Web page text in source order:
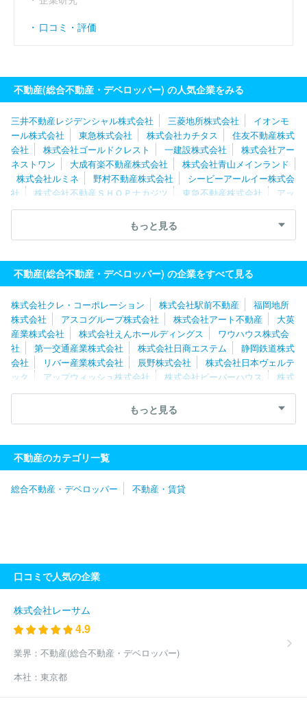
口コミ・評価
不動産(総合不動産・デベロッパー) の人気企業をみる
三井不動産レジデンシャル株式会社 三菱地所株式会社
イオンモ
ール株式会社
東急株式会社 株式会社カチタス
住友不動産株式
会社
株式会社ゴールドクレスト 一建設株式会社
株式会社アー
ネストワン
大成有楽不動産株式会社
株式会社青山メインランド
株式会社ルミネ
野村不動産株式会社
シービーアールイー株式会
社
株式会社不動産ＳＨＯＰナカジツ 東急不動産株式会社
アッ
プウィッシュ株式会社
森ビル株式会社 東京建物株式会社
リバ
静岡鉄道株式会社 株式会社クレアスライフ
ロパティエージェント株式会社
社
小田急不動産株式会社 株式会社デュアルタップ
株式会社エ
イチ・ツー・オーアセットマネジメント
もっと見る
不動産(総合不動産・デベロッパー) の企業をすべて見る
株式会社クレ・コーポレーション 株式会社駅前不動産
福岡地所
株式会社
アスコグループ株式会社 株式会社アート不動産
大英
産業株式会社
株式会社えんホールディングス
ワウハウス株式会
社
第一交通産業株式会社 株式会社日商エステム
静岡鉄道株式
会社
リバー産業株式会社 辰野株式会社
株式会社日本ヴェルテ
ック
アップウィッシュ株式会社 株式会社ビーバーハウス
株式
会社トータルクリエーションズ
株式会社エイチ・ツー・オーアセッ
株式会社新成トラスト
株式会社
日成アドバンス
市環境開発株式会社
株式会社光アルファクス
株式会社プレサン
ス
株式会社ゼロ・コーポレーション
ファイブイズホーム
株式会社アイダ設計
ンタープライズ
株式会社成建
株式会社東急モールズデベロップ
メント
山万株式会社
コーポレーション
国際興業管理株式会社
株式会社スマートコミ
ュニティ
株式会社ＢＲＩ
境ステーション株式会社
クス
株式会社坂入産業
会社
株式会社アンビシャス ＤＯＴＯＷＮ株式会社
株式会社ウ
ロパティエージェント株式会社
式会社
株式会社ゲットハウス 東京建物株式会社
株式会社ＴＦ
もっと見る
不動産のカテゴリ一覧
総合不動産・デベロッパー 不動産・賃貸
口コミで人気の企業
株式会社レーサム
4.9
業界： 不動産(総合不動産・デベロッパー)
本社： 東京都